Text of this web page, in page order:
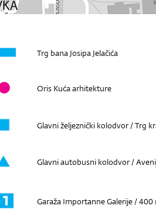
Trg bana Josipa Jelačića
Oris Kuća arhitekture
Glavni željeznički kolodvor / Trg
Glavni autobusni kolodvor /
Garaža Importanne Galerije / 400